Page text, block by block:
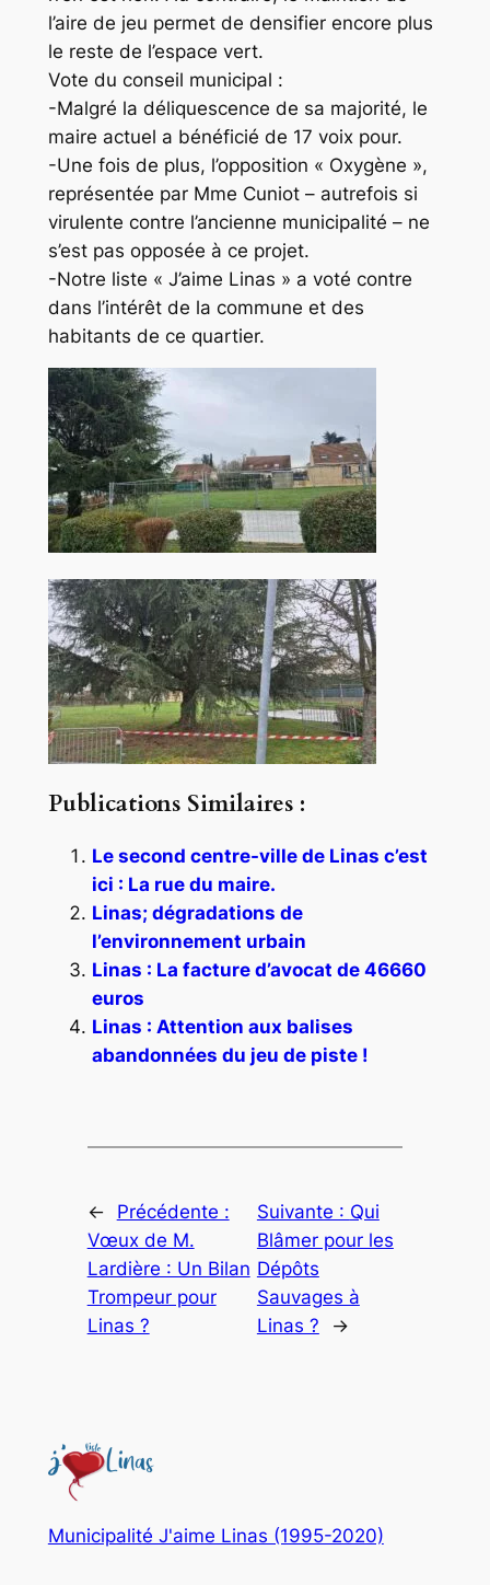
l’aire de jeu permet de densifier encore plus
le reste de l’espace vert.
Vote du conseil municipal :
-Malgré la déliquescence de sa majorité, le
maire actuel a bénéficié de 17 voix pour.
-Une fois de plus, l’opposition « Oxygène »,
représentée par Mme Cuniot – autrefois si
virulente contre l’ancienne municipalité – ne
s’est pas opposée à ce projet.
-Notre liste « J’aime Linas » a voté contre
dans l’intérêt de la commune et des
habitants de ce quartier.
Publications Similaires :
Le second centre-ville de Linas c’est
ici : La rue du maire.
Linas; dégradations de
l’environnement urbain
Linas : La facture d’avocat de 46660
euros
Linas : Attention aux balises
abandonnées du jeu de piste !
←
Précédente :
Vœux de M.
Lardière : Un Bilan
Trompeur pour
Linas ?
Suivante : Qui
Blâmer pour les
Dépôts
Sauvages à
Linas ?
→
Municipalité J'aime Linas (1995-2020)